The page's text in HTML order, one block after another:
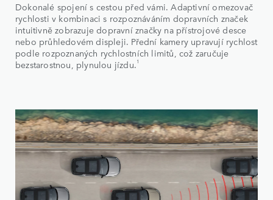
Dokonalé spojení s cestou před vámi. Adaptivní omezovač
rychlosti v kombinaci s rozpoznáváním dopravních značek
intuitivně zobrazuje dopravní značky na přístrojové desce
nebo průhledovém displeji. Přední kamery upravují rychlost
podle rozpoznaných rychlostních limitů, což zaručuje
bezstarostnou, plynulou jízdu.1